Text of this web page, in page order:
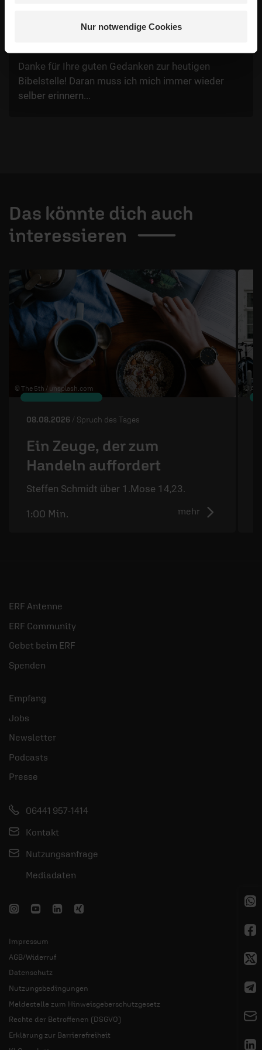
Nur notwendige Cookies
Danke für Ihre guten Gedanken zur heutigen
Bibelstelle! Daran muss ich mich immer wieder
selber erinnern...
Das könnte dich auch
interessieren
© The 5th / unsplash.com
08.08.2026 / Spruch des Tages
Ein Zeuge, der zum
Handeln auffordert
Steffen Schmidt über 1.Mose 14,23.
mehr
1:00 Min.
©
ERF Antenne
ERF Community
Gebet beim ERF
Spenden
Empfang
Jobs
Newsletter
Podcasts
Presse
06441 957-1414
Kontakt
Nutzungsanfrage
Mediadaten
Impressum
AGB/Widerruf
Datenschutz
Nutzungsbedingungen
Meldestelle zum Hinweisgeberschutzgesetz
Rechte der Betroffenen (DSGVO)
Erklärung zur Barrierefreiheit